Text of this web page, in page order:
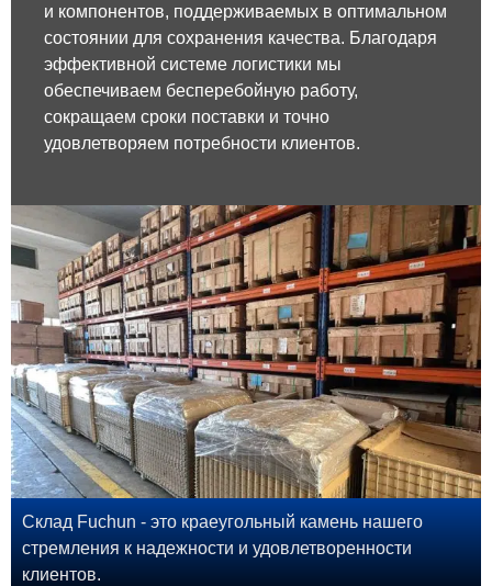
и компонентов, поддерживаемых в оптимальном
состоянии для сохранения качества. Благодаря
эффективной системе логистики мы
обеспечиваем бесперебойную работу,
сокращаем сроки поставки и точно
удовлетворяем потребности клиентов.
Склад Fuchun - это краеугольный камень нашего
стремления к надежности и удовлетворенности
клиентов.